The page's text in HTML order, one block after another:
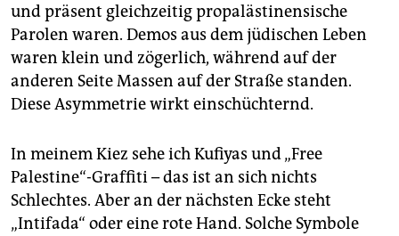
und präsent gleichzeitig propalästinensische
Parolen waren. Demos aus dem jüdischen Leben
waren klein und zögerlich, während auf der
anderen Seite Massen auf der Straße standen.
Diese Asymmetrie wirkt einschüchternd.
In meinem Kiez sehe ich Kufiyas und „Free
Palestine“-Graffiti – das ist an sich nichts
Schlechtes. Aber an der nächsten Ecke steht
„Intifada“ oder eine rote Hand. Solche Symbole